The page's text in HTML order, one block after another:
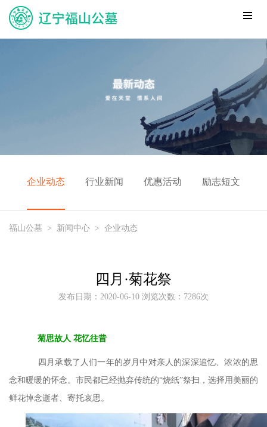
企业动态 行业新闻 优惠活动 励志短文
福山公墓 > 新闻中心 > 企业动态
四月·菊花祭
发布日期：2020-06-10 浏览次数：7286次
菊思故人 花忆往昔
四月承载了人们一年的岁月中对亲人的深深追忆、浓浓的思
念和暖暖的怀念。市民都已经抛弃传统的“烧纸”祭扫，选择用美丽的
鲜花悼念逝者、寄托哀思。